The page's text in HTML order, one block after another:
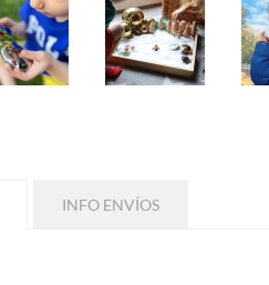
INFO ENVÍOS